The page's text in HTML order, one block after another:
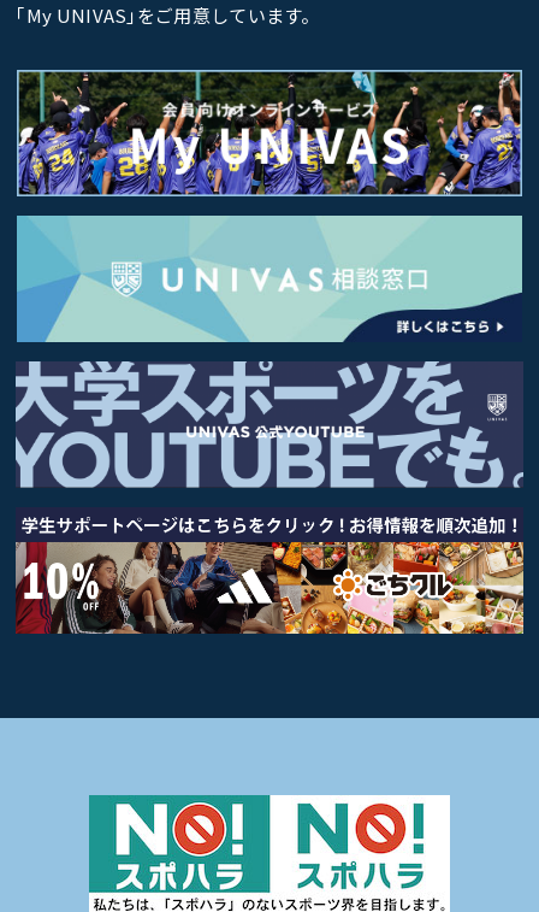
｢My UNIVAS｣をご用意しています。